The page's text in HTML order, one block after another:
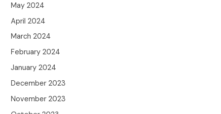
May 2024
April 2024
March 2024
February 2024
January 2024
December 2023
November 2023